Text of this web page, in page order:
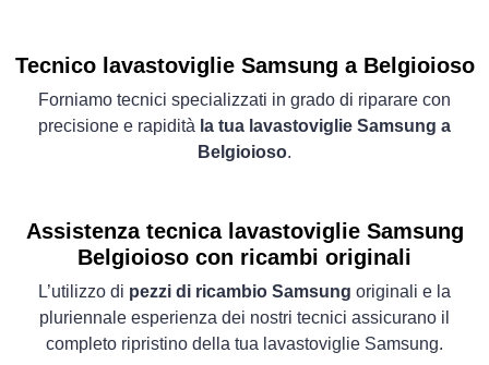
Tecnico lavastoviglie Samsung a Belgioioso
Forniamo tecnici specializzati in grado di riparare con
precisione e rapidità la tua lavastoviglie Samsung a
Belgioioso.
Assistenza tecnica lavastoviglie Samsung
Belgioioso con ricambi originali
L’utilizzo di pezzi di ricambio Samsung originali e la
pluriennale esperienza dei nostri tecnici assicurano il
completo ripristino della tua lavastoviglie Samsung.